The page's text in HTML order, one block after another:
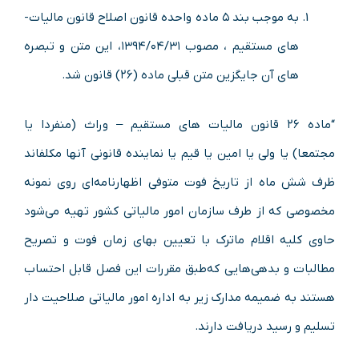
به موجب بند ۵ ماده واحده قانون اصلاح قانون مالیات­
های مستقیم ، مصوب ۱۳۹۴/۰۴/۳۱، این متن و تبصره
های آن جایگزین متن قبلی ماده (۲۶) قانون شد.
“ماده ۲۶ قانون مالیات های مستقیم – وراث (‌منفردا یا
مجتمعا) یا ولی یا امین یا قیم یا نماینده قانونی آنها مکلف­اند
ظرف شش ماه از تاریخ فوت متوفی اظهارنامه‌ای روی نمونه‌
مخصوصی که از طرف سازمان امور مالیاتی کشور تهیه می‌شود
حاوی کلیه اقلام ماترک با تعیین بهای زمان فوت و تصریح
مطالبات و بدهی‌هایی که‌طبق مقررات این فصل قابل احتساب
هستند به ضمیمه مدارک زیر به اداره امور مالیاتی صلاحیت دار
تسلیم و رسید دریافت دارند.